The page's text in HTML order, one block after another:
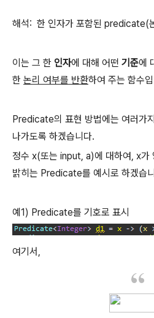
해석: 한 인자가 포함된 predicate(
이는 그 한 인자에 대해 어떤 기준에
한 논리 여부를 반환하여 주는 함수
Predicate의 표현 방법에는 여러가
나가도록 하겠습니다.
정수 x(또는 input, a)에 대하여, x가
밝히는 Predicate를 예시로 하겠습
예1) Predicate를 기호로 표시
여기서,